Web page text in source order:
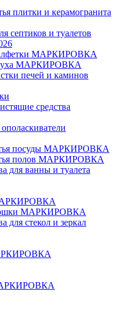
плитки и керамогранита
септиков и туалетов
МАРКИРОВКА
МАРКИРОВКА
печей и каминов
средства
посуды МАРКИРОВКА
полов МАРКИРОВКА
для ванны и туалета
МАРКИРОВКА
для стекол и зеркал